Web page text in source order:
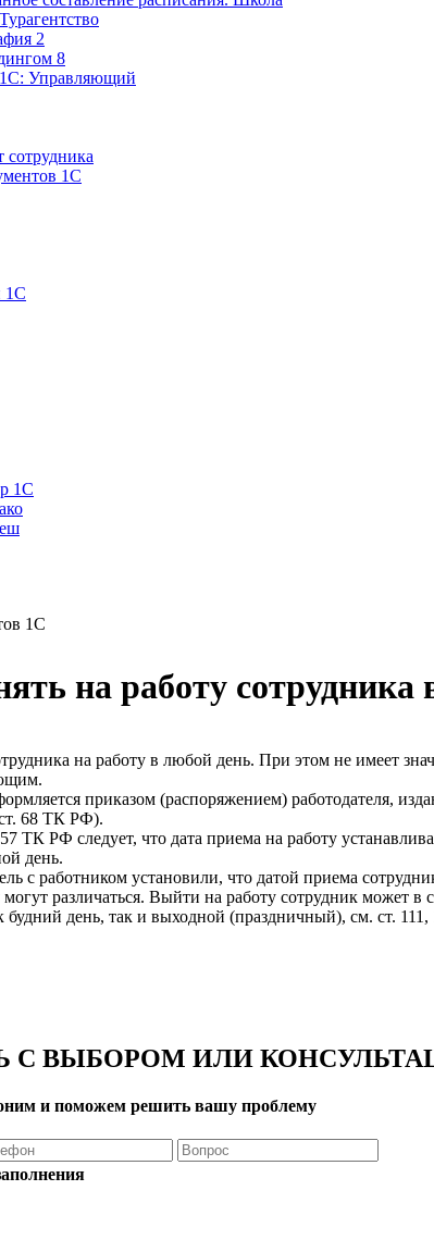
2
8
Управляющий
1С
1С
1С
1С
на работу
на работу в любой день. При этом не имеет
приказом (распоряжением) работодателя,
68 ТК РФ).
ТК РФ следует, что дата приема на работу
день.
с работником установили, что датой приема
могут различаться. Выйти на работу сотрудник
будний день, так и выходной (праздничный), см. ст.
ВЫБОРОМ ИЛИ
и поможем решить вашу проблему